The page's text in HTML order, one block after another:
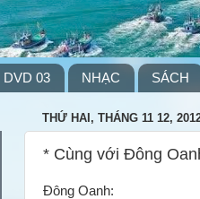
DVD 03 NHẠC SÁCH
THỨ HAI, THÁNG 11 12,
* Cùng với Đông
Đông Oanh: